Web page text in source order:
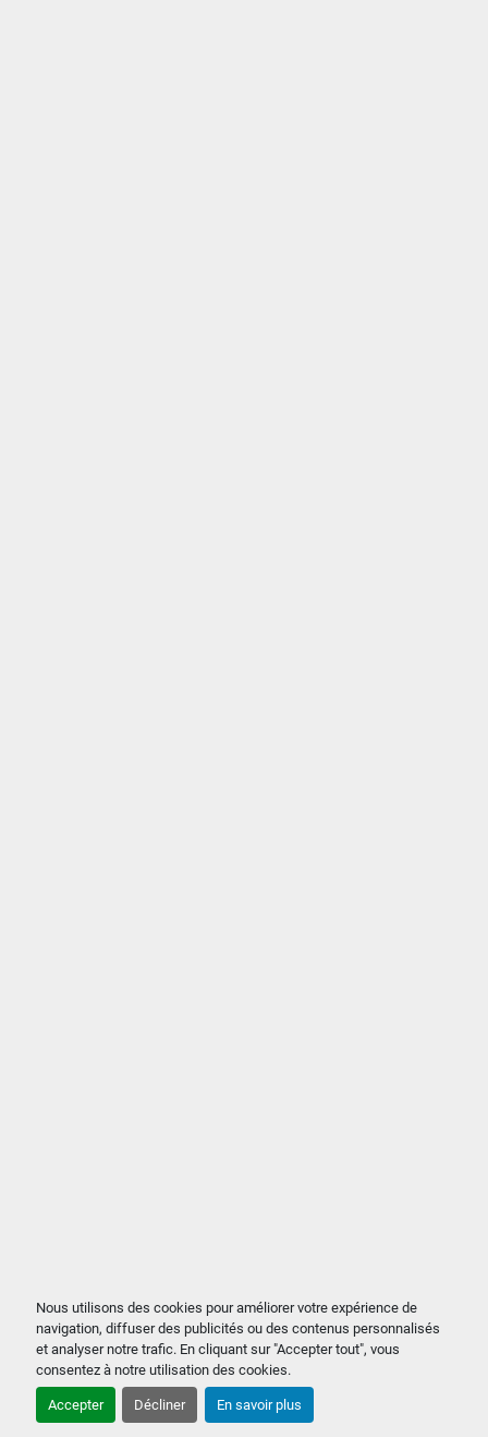
Nous utilisons des cookies pour améliorer votre expérience de
navigation, diffuser des publicités ou des contenus personnalisés
et analyser notre trafic. En cliquant sur "Accepter tout", vous
consentez à notre utilisation des cookies.
Accepter Décliner En savoir plus